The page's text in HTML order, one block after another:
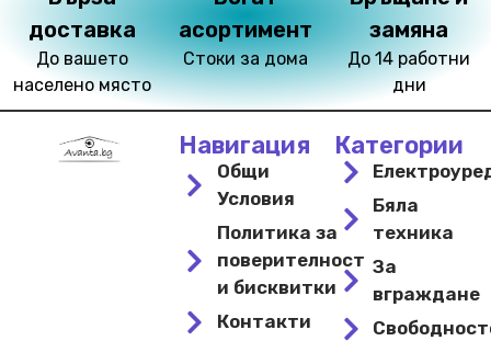
доставка
До вашето
населено място
асортимент
Стоки за дома
замяна
До 14 работни
дни
Навигация
Общи
Условия
Политика за
поверителност
и бисквитки
Контакти
Категории
Бяла
техника
За
вграждане